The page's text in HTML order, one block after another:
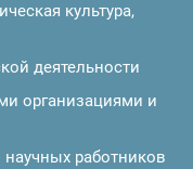
культура,
деятельности
организациями и
работников